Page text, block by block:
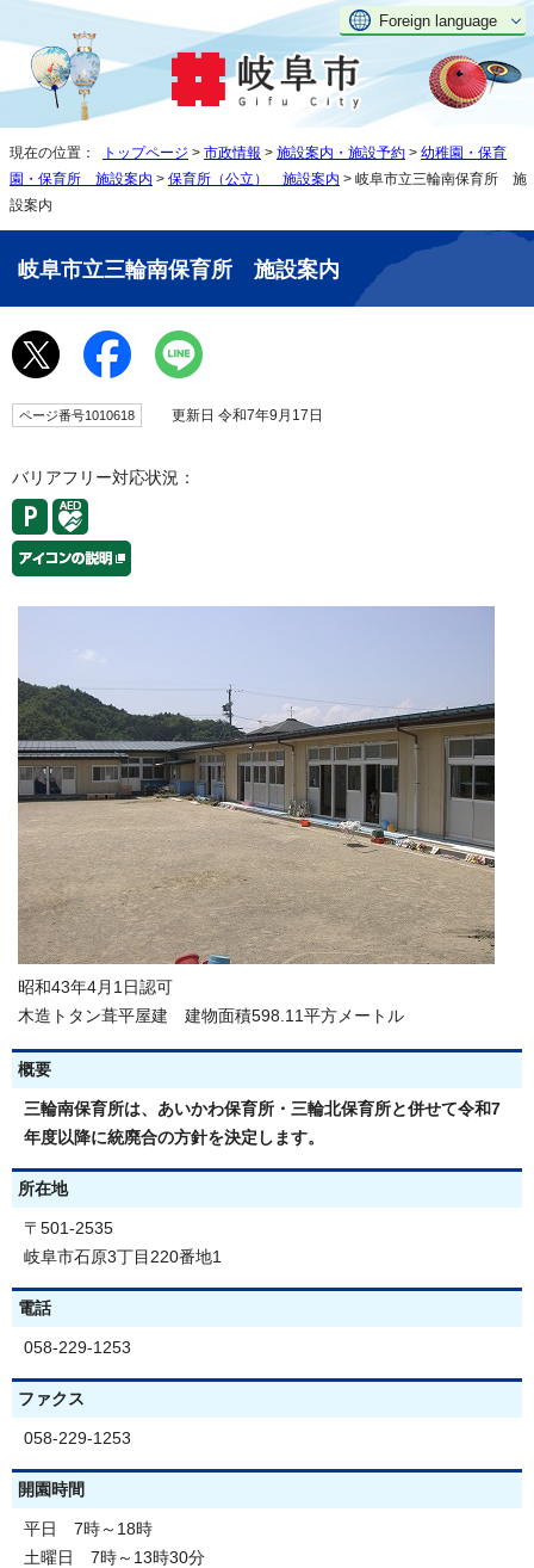
Foreign language
現在の位置： トップページ > 市政情報 > 施設案内・施設予約 > 幼稚園・保育
園・保育所 施設案内 > 保育所（公立） 施設案内 > 岐阜市立三輪南保育所 施
設案内
岐阜市立三輪南保育所 施設案内
ページ番号1010618 更新日 令和7年9月17日
バリアフリー対応状況：
昭和43年4月1日認可
木造トタン葺平屋建 建物面積598.11平方メートル
概要
三輪南保育所は、あいかわ保育所・三輪北保育所と併せて令和7
年度以降に統廃合の方針を決定します。
所在地
〒501-2535
岐阜市石原3丁目220番地1
電話
058-229‐1253
ファクス
058-229‐1253
開園時間
平日 7時～18時
土曜日 7時～13時30分